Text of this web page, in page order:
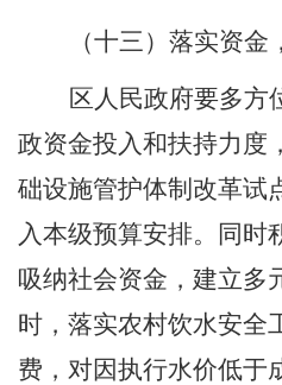
（十三）落实资
区人民政府要多方
政资金投入和扶持力度
础设施管护体制改革试
入本级预算安排。同时
吸纳社会资金，建立多
时，落实农村饮水安全
费，对因执行水价低于